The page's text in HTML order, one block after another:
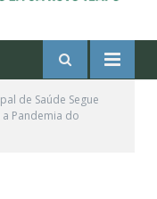
de Saúde Segue
Pandemia do